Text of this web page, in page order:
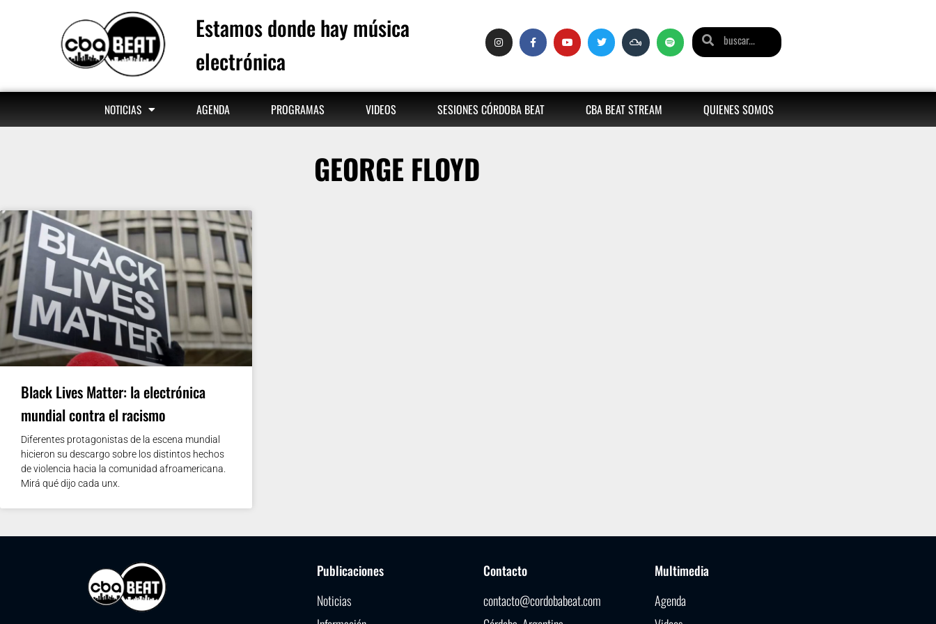
Estamos donde hay música
electrónica
NOTICIAS AGENDA PROGRAMAS VIDEOS SESIONES CÓRDOBA BEAT CBA BEAT STREAM QUIENES SOMOS
GEORGE FLOYD
Black Lives Matter: la electrónica
mundial contra el racismo
Diferentes protagonistas de la escena mundial
hicieron su descargo sobre los distintos hechos
de violencia hacia la comunidad afroamericana.
Mirá qué dijo cada unx.
Publicaciones
Noticias
Contacto
contacto@cordobabeat.com
Multimedia
Agenda